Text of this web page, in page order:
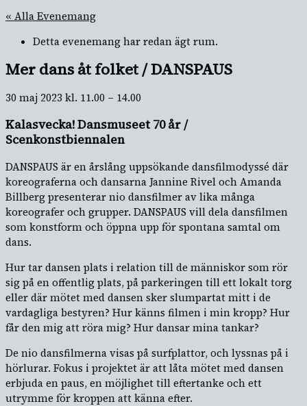
« Alla Evenemang
Detta evenemang har redan ägt rum.
Mer dans åt folket / DANSPAUS
30 maj 2023 kl. 11.00 – 14.00
Kalasvecka! Dansmuseet 70 år /
Scenkonstbiennalen
DANSPAUS är en årslång uppsökande dansfilmodyssé där
koreograferna och dansarna Jannine Rivel och Amanda
Billberg presenterar nio dansfilmer av lika många
koreografer och grupper. DANSPAUS vill dela dansfilmen
som konstform och öppna upp för spontana samtal om
dans.
Hur tar dansen plats i relation till de människor som rör
sig på en offentlig plats, på parkeringen till ett lokalt torg
eller där mötet med dansen sker slumpartat mitt i de
vardagliga bestyren? Hur känns filmen i min kropp? Hur
får den mig att röra mig? Hur dansar mina tankar?
De nio dansfilmerna visas på surfplattor, och lyssnas på i
hörlurar. Fokus i projektet är att låta mötet med dansen
erbjuda en paus, en möjlighet till eftertanke och ett
utrymme för kroppen att känna efter.